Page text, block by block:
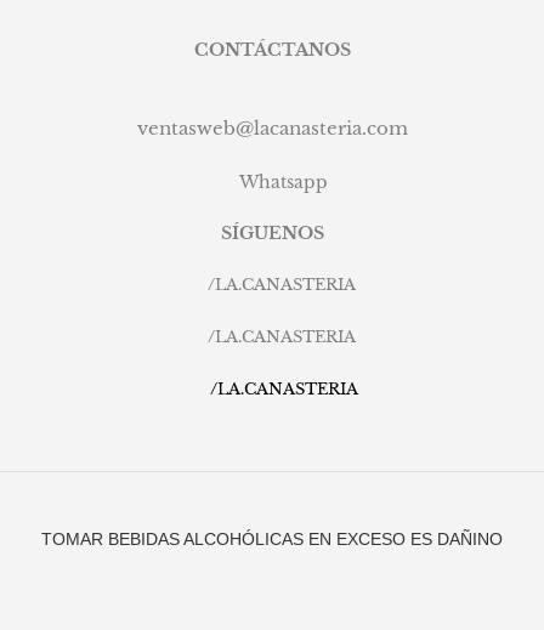
CONTÁCTANOS
ventasweb@lacanasteria.com
Whatsapp
SÍGUENOS
/LA.CANASTERIA
/LA.CANASTERIA
/LA.CANASTERIA
TOMAR BEBIDAS ALCOHÓLICAS EN EXCESO ES DAÑINO